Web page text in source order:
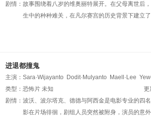
剧情： 故事围绕着八岁的维奥丽特展开。在父母离世后
生中的种种难关，在凡尔赛宫的历史背景下建立
进退都撞鬼
主演： Sara·Wijayanto Dodit·Mulyanto Maell·Lee
类型： 恐怖片 未知
更
剧情： 波沃、波尔塔克、德德与阿西金是电影专业的四
影在片场徘徊，剧组人员突然被附身，演员的意